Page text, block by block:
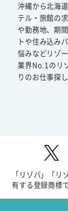
沖縄から北海
テル・旅館の
や勤務地、期
トや住み込み
悩みなどリゾ
業界No.1のリ
りのお仕事探
「リゾバ」「
有する登録商標